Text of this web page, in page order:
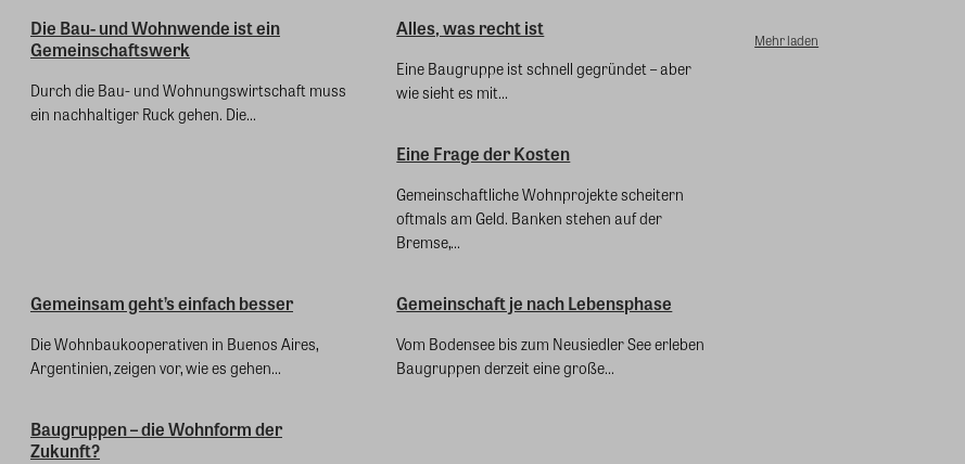
Die Bau- und Wohnwende ist ein
Gemeinschaftswerk
Durch die Bau- und Wohnungswirtschaft muss
ein nachhaltiger Ruck gehen. Die...
Alles, was recht ist
Eine Baugruppe ist schnell gegründet – aber
wie sieht es mit...
Eine Frage der Kosten
Gemeinschaftliche Wohnprojekte scheitern
oftmals am Geld. Banken stehen auf der
Bremse,...
Gemeinsam geht’s einfach besser
Die Wohnbaukooperativen in Buenos Aires,
Argentinien, zeigen vor, wie es gehen...
Gemeinschaft je nach Lebensphase
Vom Bodensee bis zum Neusiedler See erleben
Baugruppen derzeit eine große...
Baugruppen – die Wohnform der
Zukunft?
Mehr laden